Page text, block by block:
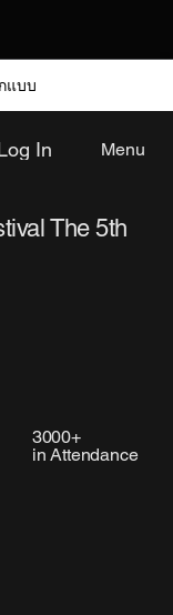
แบบ